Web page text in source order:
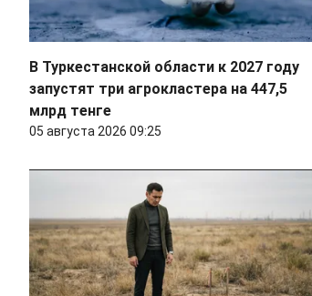
В Туркестанской области к 2027 году
запустят три агрокластера на 447,5
млрд тенге
05 августа 2026 09:25